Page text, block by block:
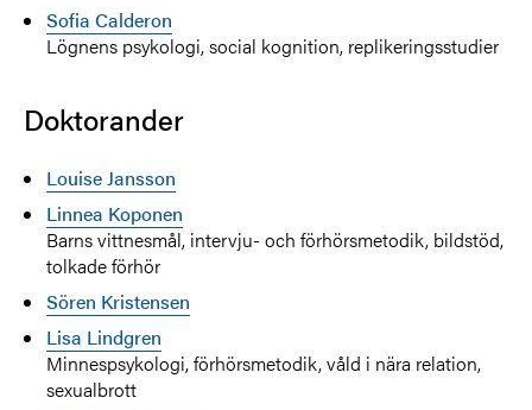
Sofia Calderon
Lögnens psykologi, social kognition, replikeringsstudier
Doktorander
Louise Jansson
Linnea Koponen
Barns vittnesmål, intervju- och förhörsmetodik, bildstöd,
tolkade förhör
Sören Kristensen
Lisa Lindgren
Minnespsykologi, förhörsmetodik, våld i nära relation,
sexualbrott